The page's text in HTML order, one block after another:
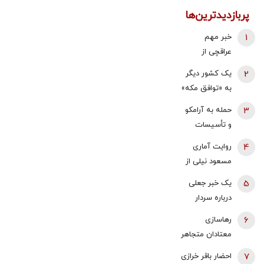
پربازدیدترین‌ها
خبر مهم
عراقچی از
نیروهای نظامی
و دریایی ایران و
عمان درباره
تنگه هرمز
1
یک کشور دیگر
به «توافق مکه»
ترکیه خیال
کرد
2
حمله به آرامکو
و تأسیسات
واکنش وزارت
انرژی عربستان
به آتش سوزی
در پالایشگاه
3
روایت آماری
مسعود نیلی از
1405؛ نرخ ارز،
شده و ۱۶‌
4
یک خبر جعلی
درباره سردار
بمب اتم/ این
شایعه از هند
نشأت گرفت، به
5
رهاسازی
معتادان متجاهر
6
احضار باقر خرازی
7